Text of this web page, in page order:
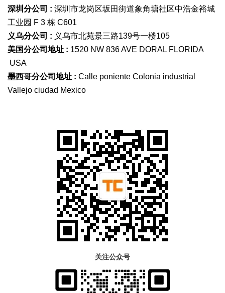
深圳分公司 : 深圳市龙岗区坂田街道象角塘社区中浩金裕城
工业园 F 3 栋 C601
义乌分公司 : 义乌市北苑景三路139号一楼105
美国分公司地址 : 1520 NW 836 AVE DORAL FLORIDA
USA
墨西哥分公司地址 : Calle poniente Colonia industrial
Vallejo ciudad Mexico
关注公众号